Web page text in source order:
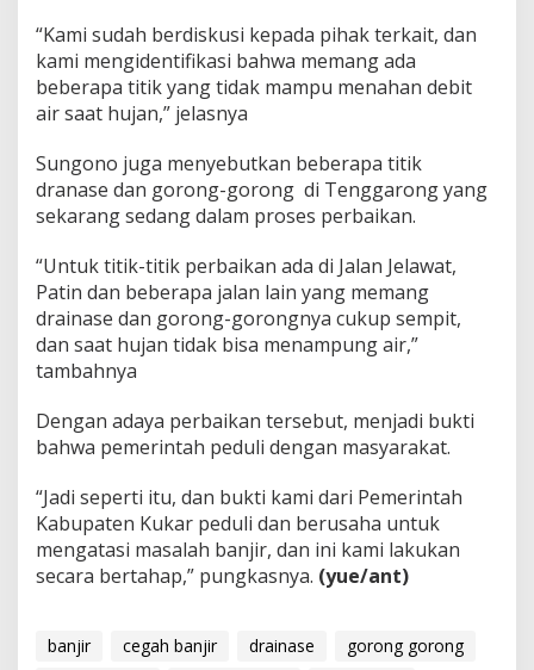
“Kami sudah berdiskusi kepada pihak terkait, dan
kami mengidentifikasi bahwa memang ada
beberapa titik yang tidak mampu menahan debit
air saat hujan,” jelasnya
Sungono juga menyebutkan beberapa titik
dranase dan gorong-gorong di Tenggarong yang
sekarang sedang dalam proses perbaikan.
“Untuk titik-titik perbaikan ada di Jalan Jelawat,
Patin dan beberapa jalan lain yang memang
drainase dan gorong-gorongnya cukup sempit,
dan saat hujan tidak bisa menampung air,”
tambahnya
Dengan adaya perbaikan tersebut, menjadi bukti
bahwa pemerintah peduli dengan masyarakat.
“Jadi seperti itu, dan bukti kami dari Pemerintah
Kabupaten Kukar peduli dan berusaha untuk
mengatasi masalah banjir, dan ini kami lakukan
secara bertahap,” pungkasnya. (yue/ant)
banjir cegah banjir drainase
gorong gorong